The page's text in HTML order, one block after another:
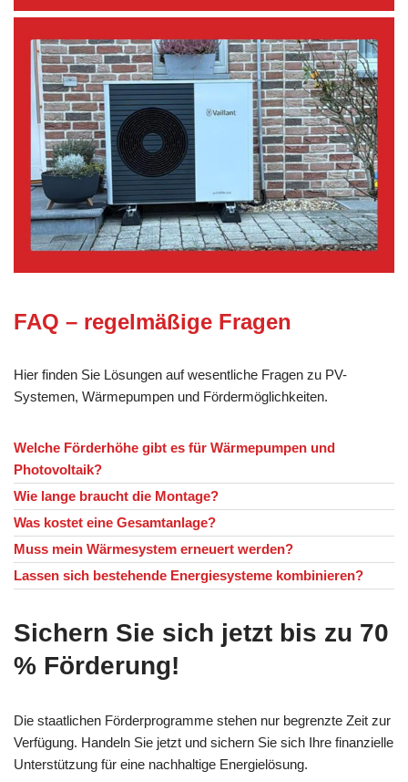
FAQ – regelmäßige Fragen
Hier finden Sie Lösungen auf wesentliche Fragen zu PV-
Systemen, Wärmepumpen und Fördermöglichkeiten.
Welche Förderhöhe gibt es für Wärmepumpen und
Photovoltaik?
Wie lange braucht die Montage?
Was kostet eine Gesamtanlage?
Muss mein Wärmesystem erneuert werden?
Lassen sich bestehende Energiesysteme kombinieren?
Sichern Sie sich jetzt bis zu 70
% Förderung!
Die staatlichen Förderprogramme stehen nur begrenzte Zeit zur
Verfügung. Handeln Sie jetzt und sichern Sie sich Ihre finanzielle
Unterstützung für eine nachhaltige Energielösung.